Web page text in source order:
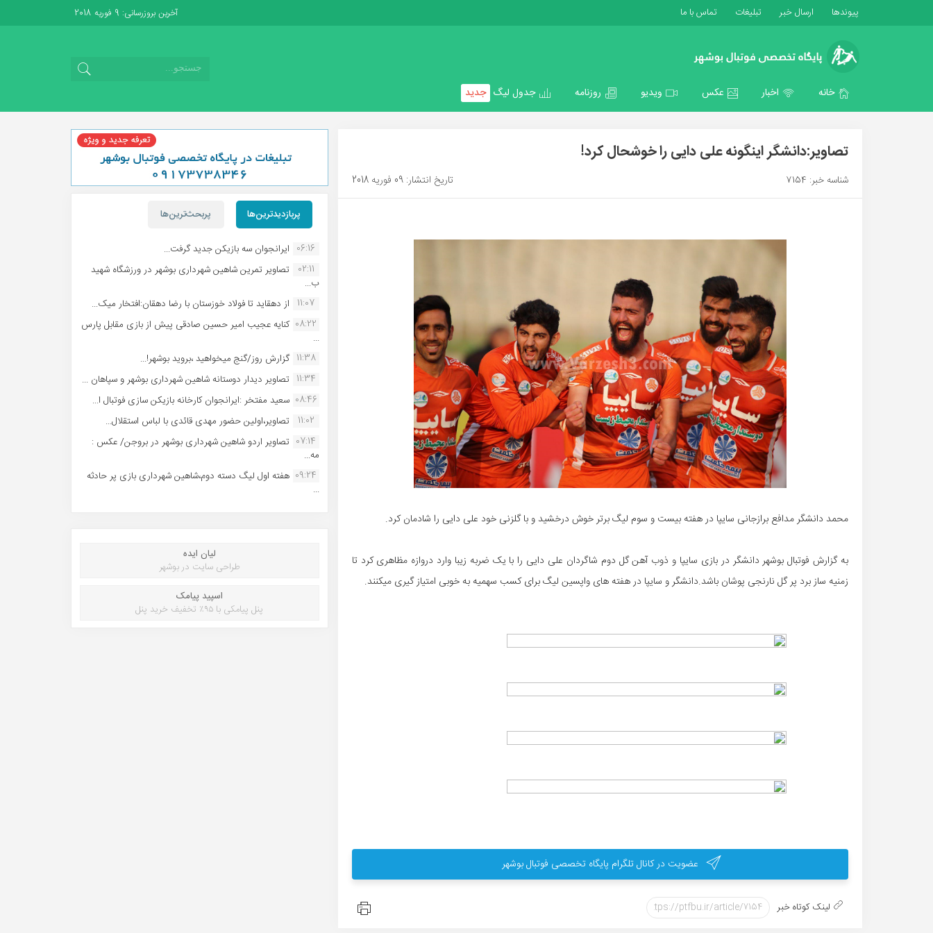
پیوندها ارسال خبر تبلیغات تماس با ما آخرین بروزرسانی: 9 فوریه 2018
خانه اخبار عکس ویدیو روزنامه جدول لیگ جدید
تصاویر:دانشگر اینگونه علی دایی را خوشحال کرد!
شناسه خبر: 7154 تاریخ انتشار: 09 فوریه 2018
محمد دانشگر مدافع برازجانی سایپا در هفته بیست و سوم لیگ برتر خوش درخشید و با گلزنی خود علی دایی را شادمان کرد.
به گزارش فوتبال بوشهر دانشگر در بازی سایپا و ذوب آهن گل دوم شاگردان علی دایی را با یک ضربه زیبا وارد دروازه مظاهری کرد تا
زمنیه ساز برد پر گل نارنجی پوشان باشد.دانشگر و سایپا در هفته های واپسین لیگ برای کسب سهمیه به خوبی امتیاز گیری میکنند.
عضویت در کانال تلگرام پایگاه تخصصی فوتبال بوشهر
لینک کوتاه خبر
پربازدیدترین‌ها پربحث‌ترین‌ها
06:16 ایرانجوان سه بازیکن جدید گرفت...
02:11
تصاویر تمرین شاهین شهردارى بوشهر در ورزشگاه شهید
ب...
11:07 از دهقاید تا فولاد خوزستان با رضا دهقان:افتخار میک...
08:22 کنایه عجیب امیر حسین صادقی پیش از بازی مقابل پارس
...
11:38 گزارش روز/گنج میخواهید ،بروید بوشهر!...
11:34 تصاویر دیدار دوستانه شاهین شهردارى بوشهر و سپاهان ...
08:46 سعید مفتخر :ایرانجوان کارخانه بازیکن سازی فوتبال ا...
11:02
تصاویر،اولین حضور مهدی قائدی با لباس استقلال...
07:14 تصاویر اردو شاهین شهرداری بوشهر در بروجن/ عکس :
مه...
09:24 هفته اول لیگ دسته دوم،شاهین شهرداری بازی پر حادثه
...
لیان ایده
طراحی سایت در بوشهر
اسپید پیامک
پنل پیامکی با ۹۵٪ تخفیف خرید پنل